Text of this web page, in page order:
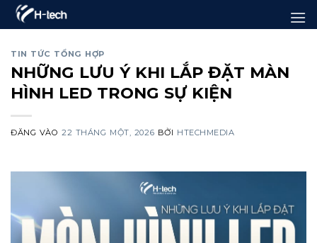
qua
nội
dung
TIN TỨC TỔNG HỢP
NHỮNG LƯU Ý KHI LẮP ĐẶT MÀN
HÌNH LED TRONG SỰ KIỆN
ĐĂNG VÀO22 THÁNG MỘT, 2026 BỞI HTECHMEDIA